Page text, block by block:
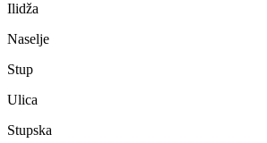
Ilidža
Naselje
Stup
Ulica
Stupska